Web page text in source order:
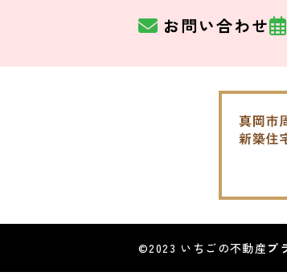
お問い合わせ
プ
©2023 いちごの不動産